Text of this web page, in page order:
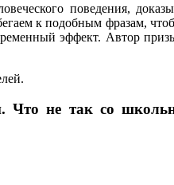
поведения,
к подобным фразам,
эффект. Автор
Что не так со